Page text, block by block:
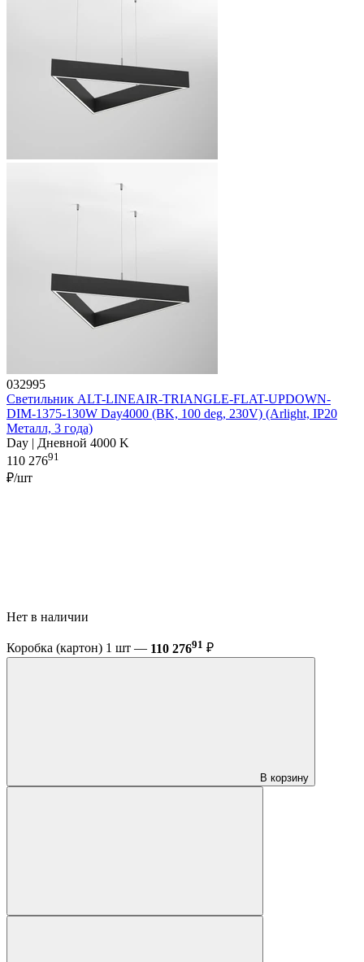
032995
Светильник ALT-LINEAIR-TRIANGLE-FLAT-UPDOWN-
DIM-1375-130W Day4000 (BK, 100 deg, 230V) (Arlight, IP20
Металл, 3 года)
Day | Дневной 4000 K
110 27691
₽/шт
Нет в наличии
Коробка (картон) 1 шт — 110 27691 ₽
В корзину